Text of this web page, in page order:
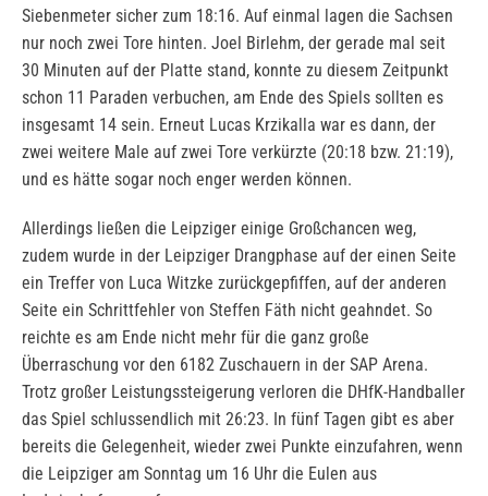
Siebenmeter sicher zum 18:16. Auf einmal lagen die Sachsen
nur noch zwei Tore hinten. Joel Birlehm, der gerade mal seit
30 Minuten auf der Platte stand, konnte zu diesem Zeitpunkt
schon 11 Paraden verbuchen, am Ende des Spiels sollten es
insgesamt 14 sein. Erneut Lucas Krzikalla war es dann, der
zwei weitere Male auf zwei Tore verkürzte (20:18 bzw. 21:19),
und es hätte sogar noch enger werden können.
Allerdings ließen die Leipziger einige Großchancen weg,
zudem wurde in der Leipziger Drangphase auf der einen Seite
ein Treffer von Luca Witzke zurückgepfiffen, auf der anderen
Seite ein Schrittfehler von Steffen Fäth nicht geahndet. So
reichte es am Ende nicht mehr für die ganz große
Überraschung vor den 6182 Zuschauern in der SAP Arena.
Trotz großer Leistungssteigerung verloren die DHfK-Handballer
das Spiel schlussendlich mit 26:23. In fünf Tagen gibt es aber
bereits die Gelegenheit, wieder zwei Punkte einzufahren, wenn
die Leipziger am Sonntag um 16 Uhr die Eulen aus